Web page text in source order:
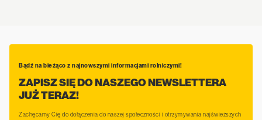
Bądź na bieżąco z najnowszymi informacjami rolniczymi!
ZAPISZ SIĘ DO NASZEGO NEWSLETTERA
JUŻ TERAZ!
Zachęcamy Cię do dołączenia do naszej społeczności i otrzymywania najświeższych